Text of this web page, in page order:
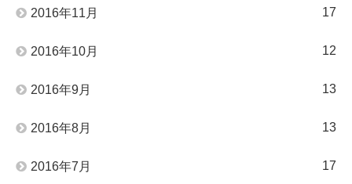
2016年11月 17
2016年10月 12
2016年9月 13
2016年8月 13
2016年7月 17